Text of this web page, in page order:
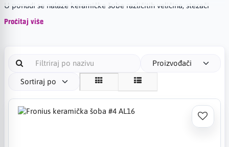
U ponudi se nalaze keramičke šobe različitih veličina, stezači
wolframa, nosači stezača, izolatori, kapice i drugi potrošni
AL16/AW32 dijelovi su pogodni za profesionalnu upotrebu,
servisne radove, zavarivanje inoxa, čelika, aluminijuma i precizne
TIG aplikacije gdje je važan čist i kontrolisan zavar.
Pročitaj više
Proizvođači
Sortiraj po